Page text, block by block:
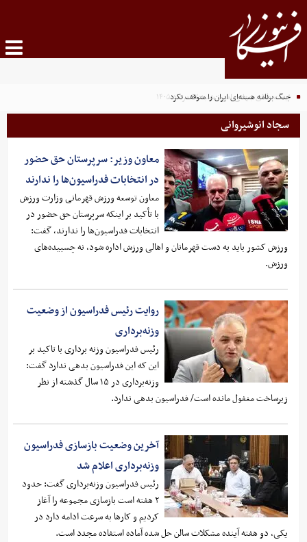
جنگ برنامه هسته‌ای ایران را متوقف نکرد
سجاد انوشیروانی
معاون وزیر: سرپرستان حق حضور
در انتخابات فدراسیون‌ها را ندارند
معاون توسعه ورزش قهرمانی وزارت ورزش
با تأکید بر اینکه سرپرستان حق حضور در
انتخابات فدراسیون‌ها را ندارند، گفت:
ورزش کشور باید به دست قهرمانان و اهالی ورزش اداره شود، نه چسبیده‌های
ورزش.
روایت رئیس فدراسیون از وضعیت
وزنه‌برداری
رئیس فدراسیون وزنه برداری با تاکید بر
این که این فدراسیون بدهی ندارد گفت:
وزنه‌برداری در ۱۵ سال گذشته از نظر
زیرساخت مغفول مانده است/ فدراسیون بدهی ندارد.
آخرین وضعیت بازسازی فدراسیون
وزنه‌برداری اعلام شد
رئیس فدراسیون وزنه‌برداری گفت: حدود
۲ هفته است بازسازی مجموعه را آغاز
کردیم و کارها به سرعت ادامه دارد در
یکی، دو هفته آینده مشکلات سالن حل شده آماده استفاده مجدد است.